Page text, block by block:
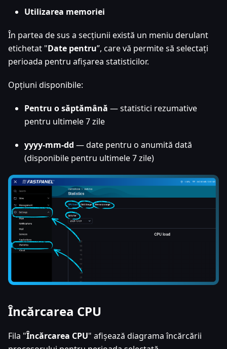
Utilizarea memoriei
În partea de sus a secțiunii există un meniu derulant
etichetat "Date pentru”, care vă permite să selectați
perioada pentru afișarea statisticilor.
Opțiuni disponibile:
Pentru o săptămână — statistici rezumative
pentru ultimele 7 zile
yyyy-mm-dd — date pentru o anumită dată
(disponibile pentru ultimele 7 zile)
Încărcarea CPU
Fila "Încărcarea CPU" afișează diagrama încărcării